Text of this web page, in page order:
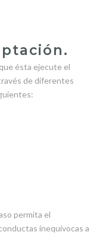
ésta ejecute el
de diferentes
permita el
inequívocas a